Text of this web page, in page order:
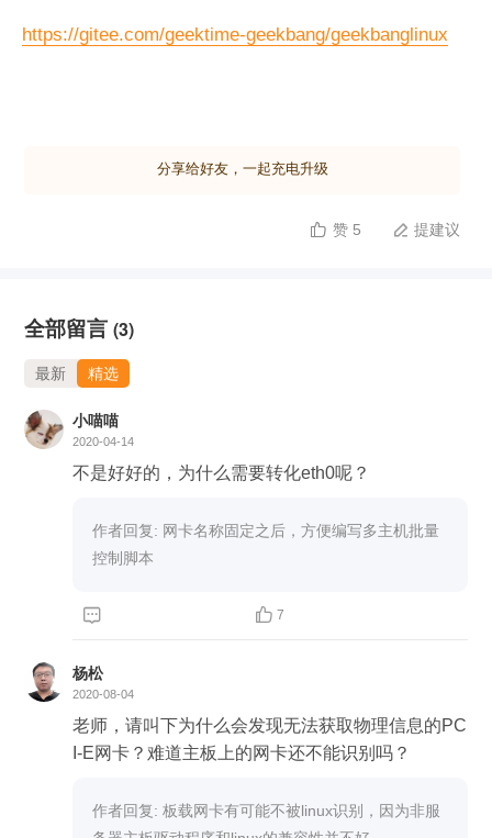
https://gitee.com/geektime-geekbang/geekbanglinux
分享给好友，一起充电升级
 赞 5  提建议
全部留言 (3)
最新 精选
小喵喵
2020-04-14
不是好好的，为什么需要转化eth0呢？
作者回复: 网卡名称固定之后，方便编写多主机批量
控制脚本
  7
杨松
2020-08-04
老师，请叫下为什么会发现无法获取物理信息的PC
I-E网卡？难道主板上的网卡还不能识别吗？
作者回复: 板载网卡有可能不被linux识别，因为非服